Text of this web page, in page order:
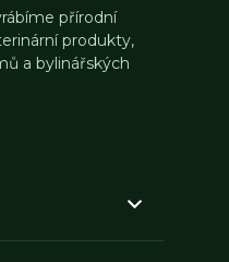
přírodní
produkty,
a bylinářských